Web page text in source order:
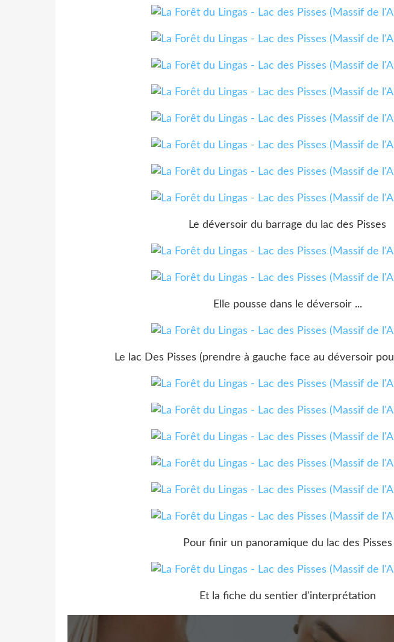
Le déversoir du barrage du lac des Pisses
Elle pousse dans le déversoir ...
Le lac Des Pisses (prendre à gauche face au déversoir
Pour finir un panoramique du lac des Pisses
Et la fiche du sentier d'interprétation